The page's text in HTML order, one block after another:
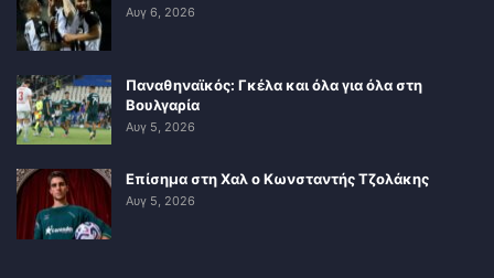
Αυγ 6, 2026
Παναθηναϊκός: Γκέλα και όλα για όλα στη
Βουλγαρία
Αυγ 5, 2026
Επίσημα στη Χαλ ο Κωνσταντής Τζολάκης
Αυγ 5, 2026